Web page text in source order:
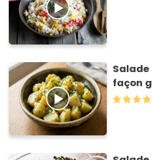
Salade
façon